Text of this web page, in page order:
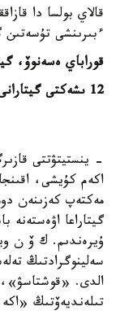
قالاي بولسا دا
ءبىرىنشى تۇسەتىن
قوراباي ەسەنوۆ،
12 ىشەكتى گيتارانى قولدان جاسادىم
- ينستيتۋتتى
اكەم كۇيشى،
گيتاراعا اۋەستەنە
ۇيرەندىم. ك ۆ ن
سەلينوگرادتىڭ
الدى.
تىلەنديەۆتىڭ